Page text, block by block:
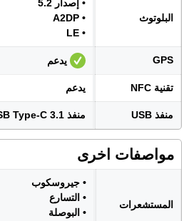
البلوتوث
• إصدار 5.2
• A2DP
• LE
GPS يدعم
تقنية NFC يدعم
منفذ USB منفذ USB Type-C 3.1
مواصفات اخرى
المستشعرات
• جيروسكوب
• التسارع
• البوصلة